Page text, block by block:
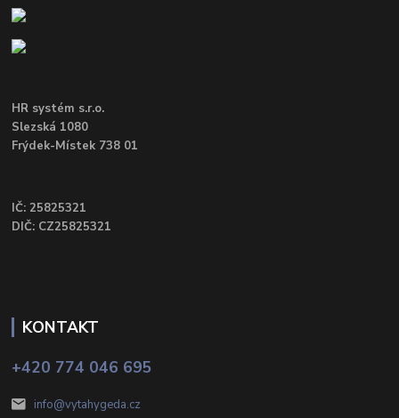
HR systém s.r.o.
Slezská 1080
Frýdek-Místek 738 01
IČ: 25825321
DIČ: CZ25825321
KONTAKT
+420 774 046 695
info@vytahygeda.cz